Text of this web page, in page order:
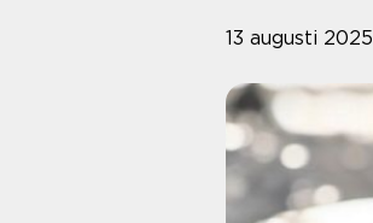
13 augusti 2025